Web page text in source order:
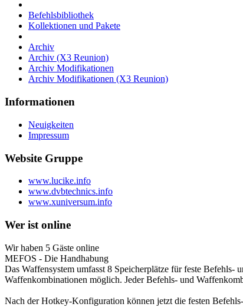
Befehlsbibliothek
Kollektionen und Pakete
Archiv
Archiv (X3 Reunion)
Archiv Modifikationen
Archiv Modifikationen (X3 Reunion)
Informationen
Neuigkeiten
Impressum
Website Gruppe
www.lucike.info
www.dvbtechnics.info
www.xuniversum.info
Wer ist online
Wir haben 5 Gäste online
MEFOS - Die Handhabung
Das Waffensystem umfasst 8 Speicherplätze für feste
Waffenkombinationen möglich. Jeder Befehls- und
Nach der Hotkey-Konfiguration können jetzt die festen